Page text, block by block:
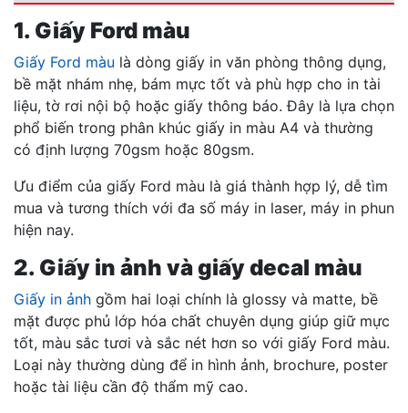
1. Giấy Ford màu
Giấy Ford màu là dòng giấy in văn phòng thông dụng,
bề mặt nhám nhẹ, bám mực tốt và phù hợp cho in tài
liệu, tờ rơi nội bộ hoặc giấy thông báo. Đây là lựa chọn
phổ biến trong phân khúc giấy in màu A4 và thường
có định lượng 70gsm hoặc 80gsm.
Ưu điểm của giấy Ford màu là giá thành hợp lý, dễ tìm
mua và tương thích với đa số máy in laser, máy in phun
hiện nay.
2. Giấy in ảnh và giấy decal màu
Giấy in ảnh gồm hai loại chính là glossy và matte, bề
mặt được phủ lớp hóa chất chuyên dụng giúp giữ mực
tốt, màu sắc tươi và sắc nét hơn so với giấy Ford màu.
Loại này thường dùng để in hình ảnh, brochure, poster
hoặc tài liệu cần độ thẩm mỹ cao.